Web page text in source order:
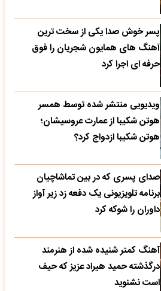
پسر خوش صدا یکی از سخت ترین
آهنگ های همایون شجریان را فوق
حرفه ای اجرا کرد
ویدیویی منتشر شده توسط همسر
هوتن شکیبا از عمارت عروسیشان؛
هوتن شکیبا ازدواج کرد؟
صدای پسری که در بین تماشاچیان
برنامه تلویزیونی یک دفعه زد زیر آواز
داوران را شوکه کرد
آهنگ کمتر شنیده شده از هنرمند
درگذشته حمید هیراد عزیز که حیف
است نشنوید